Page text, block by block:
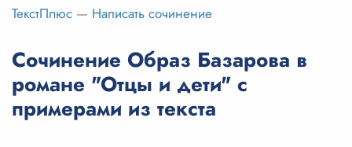
Цены
Вход
Вход с Telegram
ТекстПлюс — Написать сочинение
Сочинение Образ Базарова в
романе "Отцы и дети" с
примерами из текста